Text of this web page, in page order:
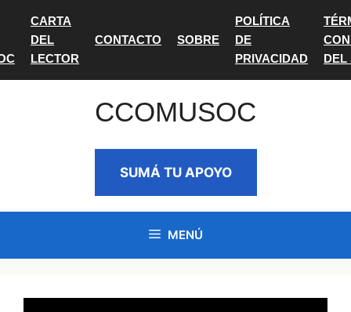
contenido
CARTA
DEL
LECTOR
CONTACTO SOBRE
POLÍTICA
DE
PRIVACIDAD
DEL
CCOMUSOC
SUMÁ TU APOYO
MENÚ